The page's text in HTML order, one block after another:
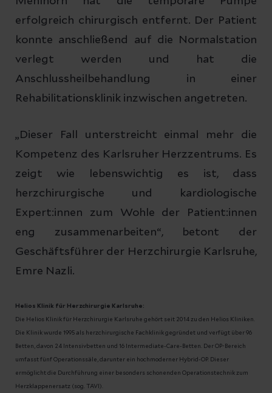
erfolgreich chirurgisch entfernt. Der Patient
konnte anschließend auf die Normalstation
verlegt werden und hat die
Anschlussheilbehandlung in einer
Rehabilitationsklinik inzwischen angetreten.
„Dieser Fall unterstreicht einmal mehr die
Kompetenz des Karlsruher Herzzentrums. Es
zeigt wie lebenswichtig es ist, dass
herzchirurgische und kardiologische
Expert:innen zum Wohle der Patient:innen
eng zusammenarbeiten“, betont der
Geschäftsführer der Herzchirurgie Karlsruhe,
Emre Nazli.
Helios Klinik für Herzchirurgie Karlsruhe:
Die Helios Klinik für Herzchirurgie Karlsruhe gehört seit 2014 zu den Helios Kliniken.
Die Klinik wurde 1995 als herzchirurgische Fachklinik gegründet und verfügt über 96
Betten, davon 24 Intensivbetten und 16 Intermediate-Care-Betten. Der OP-Bereich
umfasst fünf Operationssäle, darunter ein hochmoderner Hybrid-OP. Dieser
ermöglicht die Durchführung einer besonders schonenden Operationstechnik zum
Herzklappenersatz (sog. TAVI).